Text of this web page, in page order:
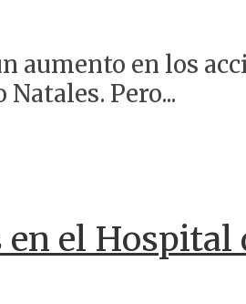
aumento en los
Pero...
el